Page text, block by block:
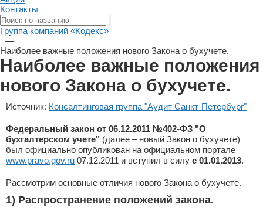
Контакты
Группа компаний «Кодекс»
—
Наиболее важные положения нового Закона о бухучете.
Наиболее важные положения
нового Закона о бухучете.
Источник: Консалтинговая группа "Аудит Санкт-Петербург"
Федеральный закон от 06.12.2011 №402-ФЗ "О
бухгалтерском учете" (далее – новый Закон о бухучете)
был официально опубликован на официальном портале
www.pravo.gov.ru 07.12.2011 и вступил в силу с 01.01.2013.
Рассмотрим основные отличия нового Закона о бухучете.
1) Распространение положений закона.